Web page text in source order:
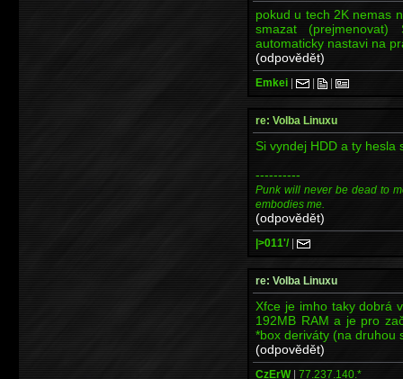
pokud u tech 2K nemas
smazat
automaticky nastavi na
(odpovědět)
Emkei | | |
re: Volba Linuxu
Si vyndej HDD a ty hesla
----------
Punk will never be dead to
embodies me.
(odpovědět)
|>011'/ |
re: Volba Linuxu
Xfce je imho taky dobrá
192MB RAM a je pro
*box deriváty (na druhou
(odpovědět)
CzErW| 77.237.140.*